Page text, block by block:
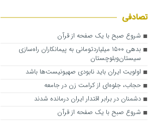
تصادفی
شروع صبح با یک صفحه از قرآن
بدهی ۱۵۰۰ میلیاردتومانی به پیمانکاران راه‌سازی
سیستان‌وبلوچستان
اولویت ایران باید نابودی صهیونیست‌ها باشد
حجاب، جلوه‌ای از کرامت زن در جامعه
دشمنان در برابر اقتدار ایران درمانده شدند
شروع صبح با یک صفحه از قرآن